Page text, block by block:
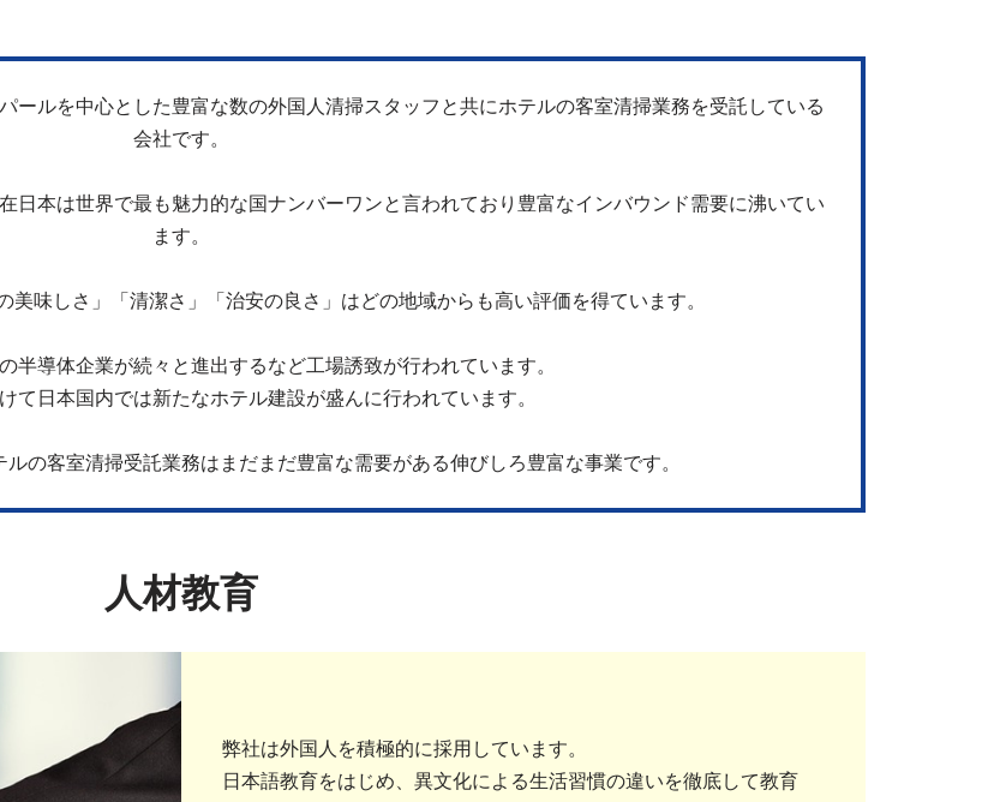
ールを中心とした豊富な数の外国人清掃スタッフと共にホテルの客室清掃業務を受託している
会社です。
日本は世界で最も魅力的な国ナンバーワンと言われており豊富なインバウンド需要に沸いてい
ます。
味しさ」「清潔さ」「治安の良さ」はどの地域からも高い評価を得ています。
半導体企業が続々と進出するなど工場誘致が行われています。
て日本国内では新たなホテル建設が盛んに行われています。
の客室清掃受託業務はまだまだ豊富な需要がある伸びしろ豊富な事業です。
人材教育
弊社は外国人を積極的に採用しています。
日本語教育をはじめ、異文化による生活習慣の違いを徹底して教育